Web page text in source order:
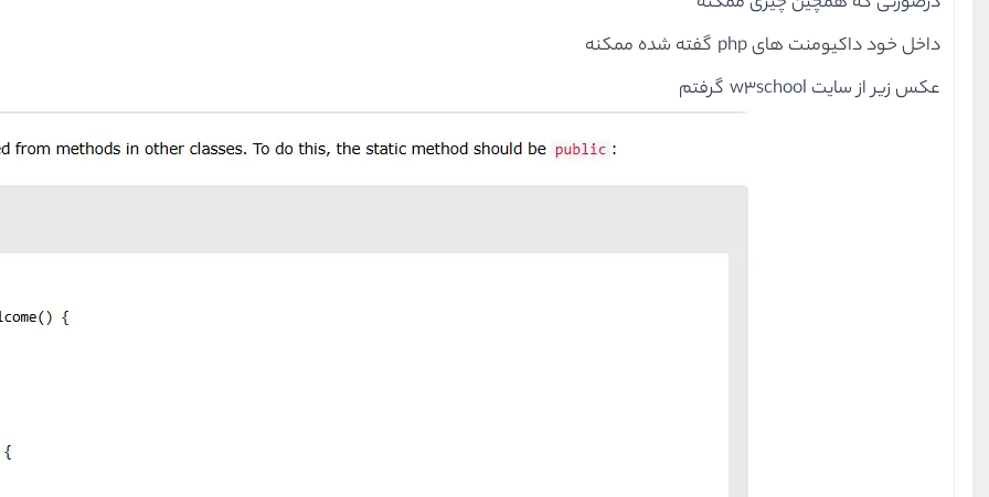
داخل خود داکیومنت های php گفته شده ممکنه
عکس زیر از سایت w3school گرفتم